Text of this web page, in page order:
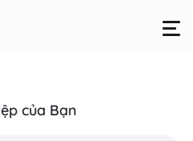
> CHUYỂN ĐỔI SỐ
của Bạn